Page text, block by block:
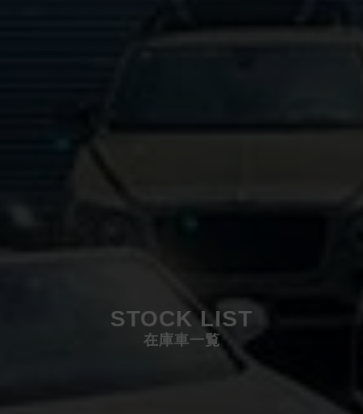
STOCK LIST
在庫車一覧